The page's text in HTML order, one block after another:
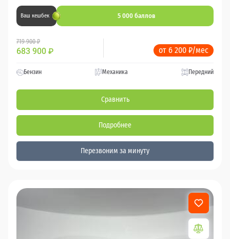
Ваш кешбек 5 000 баллов
719 900 ₽
683 900 ₽ от 6 200 ₽/мес
Бензин Механика Передний
Сравнить
Подробнее
Перезвоним за минуту